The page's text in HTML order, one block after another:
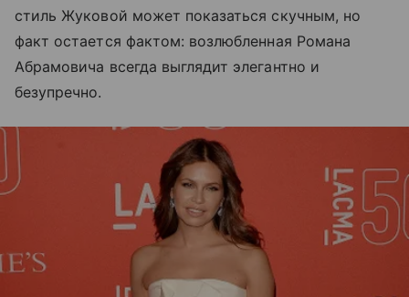
стиль Жуковой может показаться скучным, но
факт остается фактом: возлюбленная Романа
Абрамовича всегда выглядит элегантно и
безупречно.